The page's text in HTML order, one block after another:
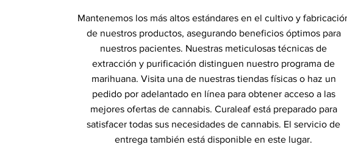
Mantenemos los más altos estándares en el cultivo y
de nuestros productos, asegurando beneficios óptimos para
nuestros pacientes. Nuestras meticulosas técnicas de
extracción y purificación distinguen nuestro programa de
marihuana. Visita una de nuestras tiendas físicas o haz un
pedido por adelantado en línea para obtener acceso a las
mejores ofertas de cannabis. Curaleaf está preparado para
satisfacer todas sus necesidades de cannabis. El servicio de
entrega también está disponible en este lugar.